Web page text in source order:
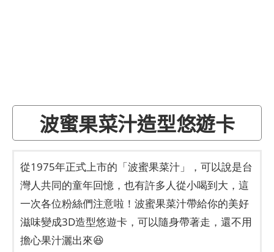
波蜜果菜汁造型悠遊卡
從1975年正式上市的「波蜜果菜汁」，可以說是台
灣人共同的童年回憶，也有許多人從小喝到大，這
一次各位粉絲們注意啦！波蜜果菜汁帶給你的美好
滋味變成3D造型悠遊卡，可以隨身帶著走，還不用
擔心果汁灑出來😆